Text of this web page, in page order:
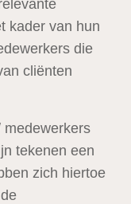
kader van hun
die
cliënten
medewerkers
tekenen een
zich hiertoe